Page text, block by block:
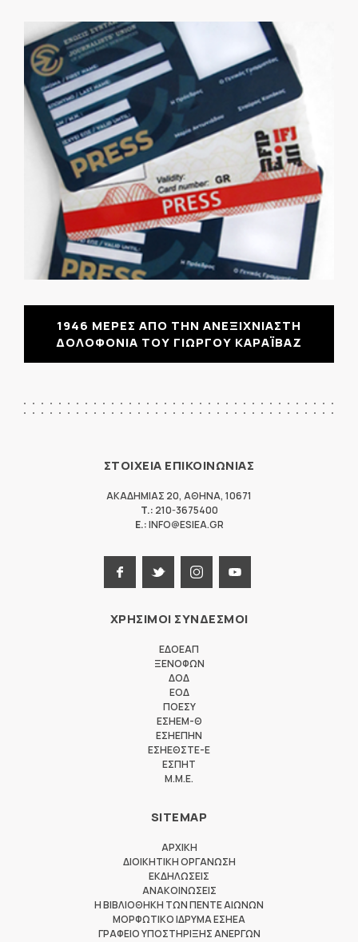
1946 ΜΕΡΕΣ ΑΠΟ ΤΗΝ ΑΝΕΞΙΧΝΙΑΣΤΗ
ΔΟΛΟΦΟΝΙΑ ΤΟΥ ΓΙΩΡΓΟΥ ΚΑΡΑΪΒΑΖ
ΣΤΟΙΧΕΙΑ ΕΠΙΚΟΙΝΩΝΙΑΣ
ΑΚΑΔΗΜΙΑΣ 20, ΑΘΗΝΑ, 10671
T.: 210-3675400
E.:INFO@ESIEA.GR
ΧΡΗΣΙΜΟΙ ΣΥΝΔΕΣΜΟΙ
ΕΔΟΕΑΠ
ΞΕΝΟΦΩΝ
ΔΟΔ
ΕΟΔ
ΠΟΕΣΥ
ΕΣΗΕΜ-Θ
ΕΣΗΕΠΗΝ
ΕΣΗΕΘΣΤΕ-Ε
ΕΣΠΗΤ
M.M.E.
SITEMAP
ΑΡΧΙΚΗ
ΔΙΟΙΚΗΤΙΚΗ ΟΡΓΑΝΩΣΗ
ΕΚΔΗΛΩΣΕΙΣ
ΑΝΑΚΟΙΝΩΣΕΙΣ
Η ΒΙΒΛΙΟΘΗΚΗ ΤΩΝ ΠΕΝΤΕ ΑΙΩΝΩΝ
ΜΟΡΦΩΤΙΚΟ ΙΔΡΥΜΑ ΕΣΗΕΑ
ΓΡΑΦΕΙΟ ΥΠΟΣΤΗΡΙΞΗΣ ΑΝΕΡΓΩΝ